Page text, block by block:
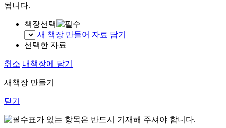
됩니다.
책장선택
새 책장 만들어 자료 담기
선택한 자료
취소 내책장에 담기
새책장 만들기
닫기
표가 있는 항목은 반드시 기재해 주셔야 합니다.